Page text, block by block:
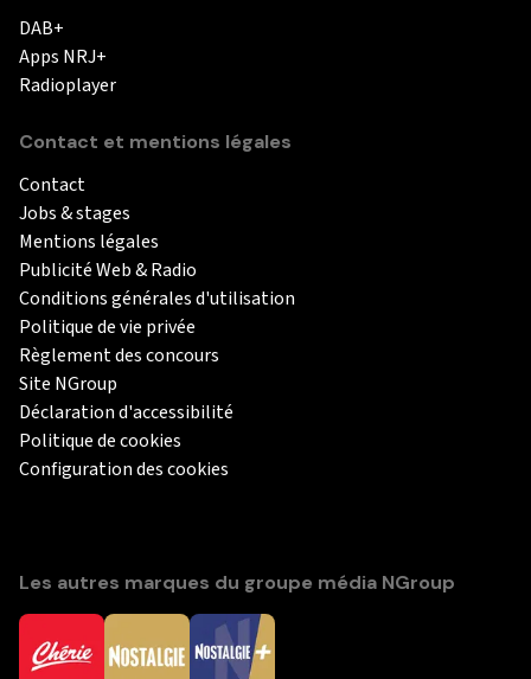
DAB+
Apps NRJ+
Radioplayer
Contact et mentions légales
Contact
Jobs & stages
Mentions légales
Publicité Web & Radio
Conditions générales d'utilisation
Politique de vie privée
Règlement des concours
Site NGroup
Déclaration d'accessibilité
Politique de cookies
Configuration des cookies
Les autres marques du groupe média NGroup